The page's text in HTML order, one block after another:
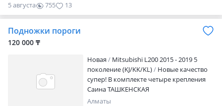
компании поездом индрайвером и т д
5 августа 755 13
Подножки пороги
120 000 ₸
Новая
Mitsubishi L200 2015 - 2019 5
поколение (KJ/KK/KL)
Новые качество
супер! В комплекте четыре крепления
Саина ТАШКЕНСКАЯ
Алматы